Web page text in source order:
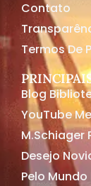
Contato
Termos De
Blog
YouTube
M.Schiager
Desejo
Pelo Mundo